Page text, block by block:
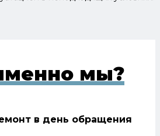
мы?
в день обращения